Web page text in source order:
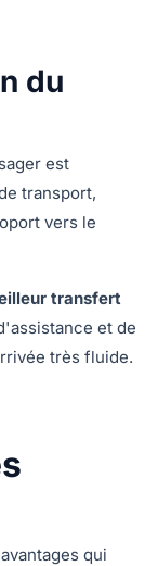
du
est
transport,
vers le
transfert
et de
très fluide.
qui